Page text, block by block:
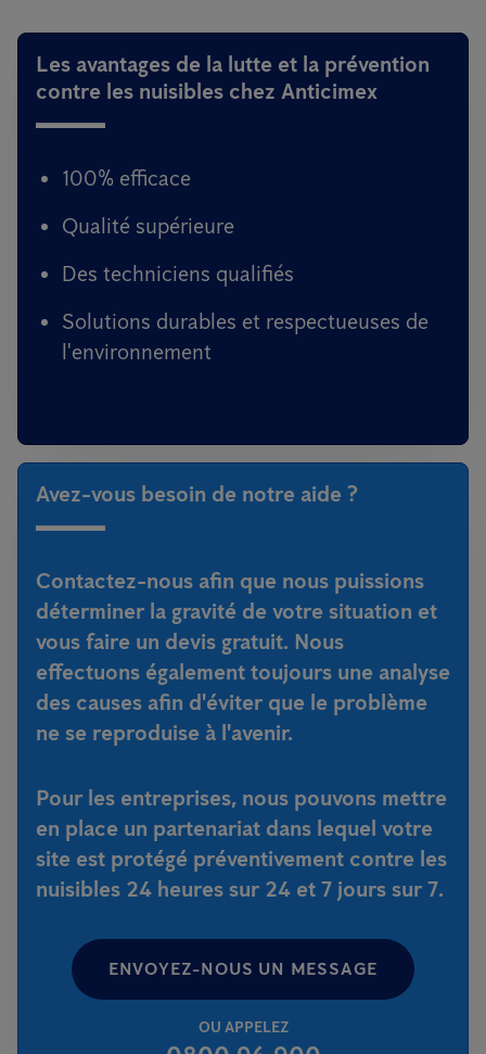
Les avantages de la lutte et la prévention
contre les nuisibles chez Anticimex
100% efficace
Qualité supérieure
Des techniciens qualifiés
Solutions durables et respectueuses de
l'environnement
Avez-vous besoin de notre aide ?
Contactez-nous afin que nous puissions
déterminer la gravité de votre situation et
vous faire un devis gratuit. Nous
effectuons également toujours une analyse
des causes afin d'éviter que le problème
ne se reproduise à l'avenir.
Pour les entreprises, nous pouvons mettre
en place un partenariat dans lequel votre
site est protégé préventivement contre les
nuisibles 24 heures sur 24 et 7 jours sur 7.
ENVOYEZ-NOUS UN MESSAGE
OU APPELEZ